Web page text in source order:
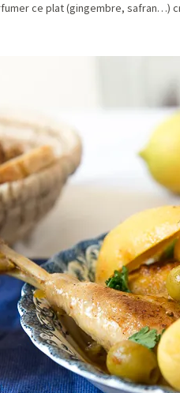
ce plat (gingembre, safran…)